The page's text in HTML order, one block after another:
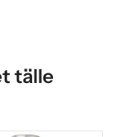
tälle